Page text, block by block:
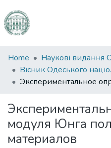
Communities
&
Collections
Statistics
Home
Вісник
модуля Юнга
материалов